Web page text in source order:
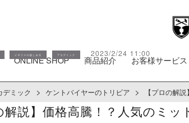
ONLINE SHOP 商品紹介 お客様サービス
デミック > ケントバイヤーのトリビア > 【プロの解
解説】価格高騰！？人気のミ
イギリスの楽しみ方 アカデミック
2023/2/24 11:00